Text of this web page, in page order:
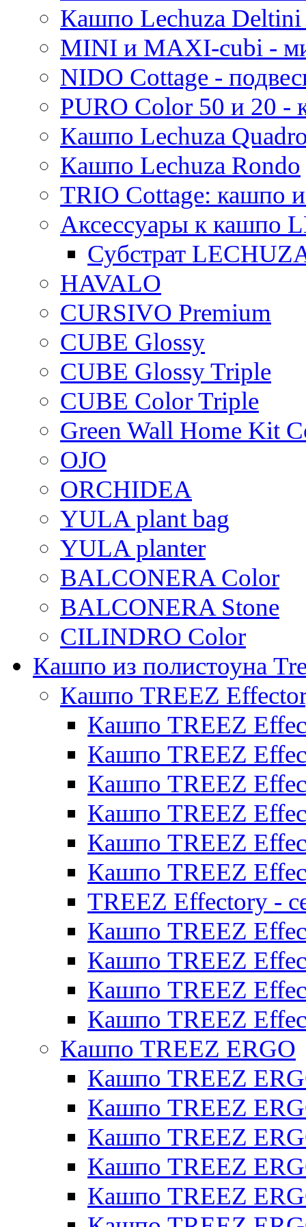
Кашпо Lechuza
MINI и MAXI-cubi -
NIDO Cottage -
PURO Color 50 и 20
Кашпо Lechuza
Кашпо Lechuza Rondo
TRIO Cottage: кашпо
Аксессуары к кашпо
Субстрат
HAVALO
CURSIVO Premium
CUBE Glossy
CUBE Glossy Triple
CUBE Color Triple
Green Wall Home Kit
OJO
ORCHIDEA
YULA plant bag
YULA planter
BALCONERA Color
BALCONERA Stone
CILINDRO Color
Кашпо из полистоуна
Кашпо TREEZ
Кашпо TREEZ
Кашпо TREEZ
Кашпо TREEZ
Кашпо TREEZ
Кашпо TREEZ
Кашпо TREEZ
TREEZ Effectory -
Кашпо TREEZ
Кашпо TREEZ
Кашпо TREEZ
Кашпо TREEZ
Кашпо TREEZ ERGO
Кашпо TREEZ
Кашпо TREEZ
Кашпо TREEZ
Кашпо TREEZ
Кашпо TREEZ